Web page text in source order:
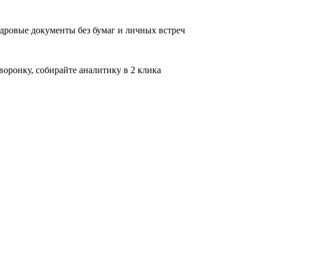
документы без бумаг и личных встреч
собирайте аналитику в 2 клика